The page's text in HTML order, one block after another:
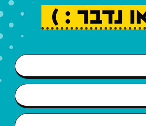
נדבר : )